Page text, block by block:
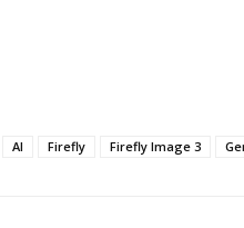
AI Firefly Firefly Image 3